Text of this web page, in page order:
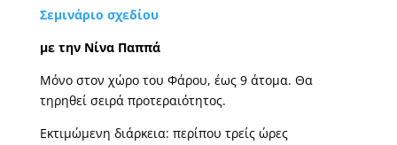
Σεμινάριο σχεδίου
με την Νίνα Παππά
Μόνο στον χώρο του Φάρου, έως 9 άτομα. Θα
τηρηθεί σειρά προτεραιότητος.
Εκτιμώμενη διάρκεια: περίπου τρείς ώρες